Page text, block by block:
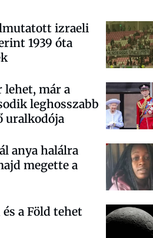
izraeli
1939 óta
lehet, már a
leghosszabb
uralkodója
anya halálra
megette a
a Föld tehet